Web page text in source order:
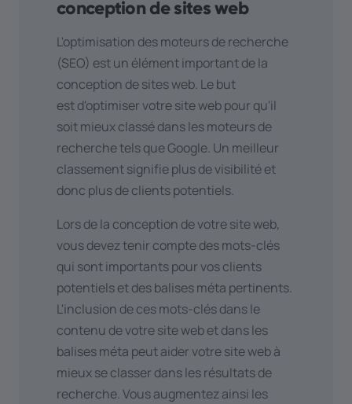
conception de sites web
L'optimisation des moteurs de recherche
(SEO) est un élément important de la
conception de sites web. Le but
est d'optimiser votre site web pour qu'il
soit mieux classé dans les moteurs de
recherche tels que Google. Un meilleur
classement signifie plus de visibilité et
donc plus de clients potentiels.
Lors de la conception de votre site web,
vous devez tenir compte des mots-clés
qui sont importants pour vos clients
potentiels et des balises méta pertinents.
L'inclusion de ces mots-clés dans le
contenu de votre site web et dans les
balises méta peut aider votre site web à
mieux se classer dans les résultats de
recherche. Vous augmentez ainsi les
qui les incite davantage à
entreprendre une action (par
exemple, faire une réservation).
Vous souhaitez intégrer des vidéos
deYouTubeouVimeosur votre site
web ? Vous créez des podcasts via
SpotifyouSoundcloudet souhaitez
que les visiteurs puissent les écouter
directement sur le site web ? C'est
également possible.
Utilisez-vous
Whise
pour vos biens
immobiliers, avez-vous un
CRM
comme
Teamleader ou utilisez-vous
CV Warehouse
pour vos offres
d'emploi ? Nous nous ferons un plaisir
discuter avec vous
des
possibilités d'intégration.